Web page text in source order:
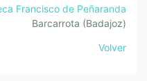
Francisco de Peñaranda
Barcarrota (Badajoz)
Volver